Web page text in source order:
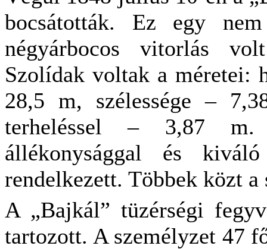
bocsátották. Ez egy
négyárbocos vitorlás
Szolídak voltak a méretei:
28,5 m, szélessége –
terheléssel – 3,87
állékonysággal és kiváló
rendelkezett. Többek közt a
A „Bajkál” tüzérségi
tartozott. A személyzet 47